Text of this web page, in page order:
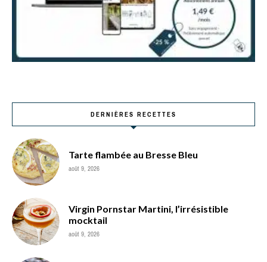
DERNIÈRES RECETTES
Tarte flambée au Bresse Bleu
août 9, 2026
Virgin Pornstar Martini, l’irrésistible
mocktail
août 9, 2026